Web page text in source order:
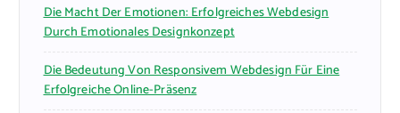
Die Macht Der Emotionen: Erfolgreiches Webdesign
Durch Emotionales Designkonzept
Die Bedeutung Von Responsivem Webdesign Für Eine
Erfolgreiche Online-Präsenz